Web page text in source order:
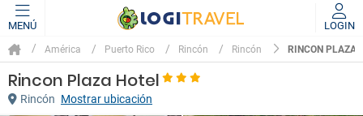
MENÚ LOGIN
América Puerto Rico Rincón Rincón RINCON PLAZA
Rincon Plaza Hotel
Rincón Mostrar ubicación